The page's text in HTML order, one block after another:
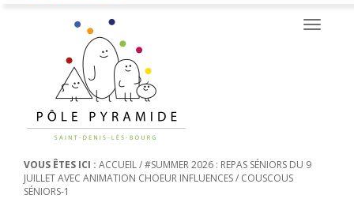
Toggle
VOUS ÊTES ICI : ACCUEIL/#SUMMER 2026 : REPAS SÉNIORS DU 9
JUILLET AVEC ANIMATION CHOEUR INFLUENCES/ COUSCOUS
SÉNIORS-1